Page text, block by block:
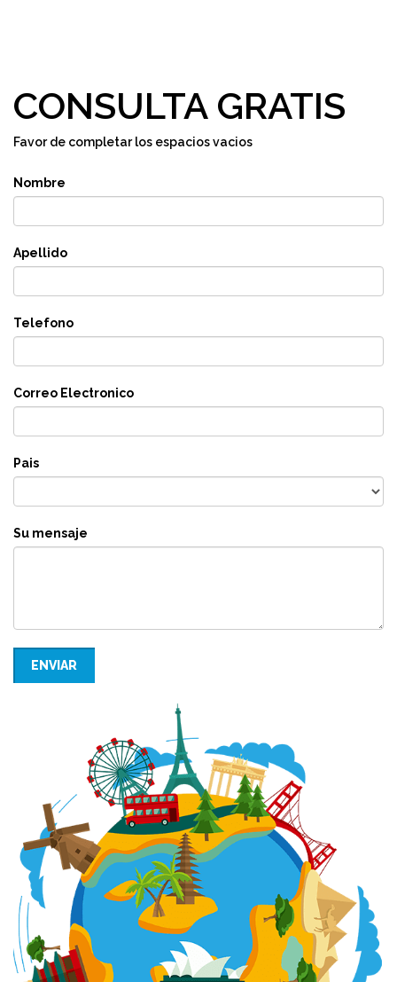
CONSULTA GRATIS
Favor de completar los espacios vacios
Nombre
Apellido
Telefono
Correo Electronico
Pais
Su mensaje
ENVIAR